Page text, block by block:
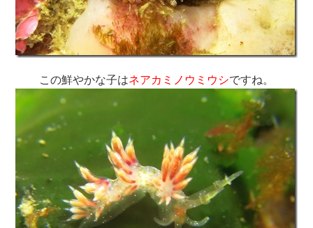
この鮮やかな子はネアカミノウミウシですね。